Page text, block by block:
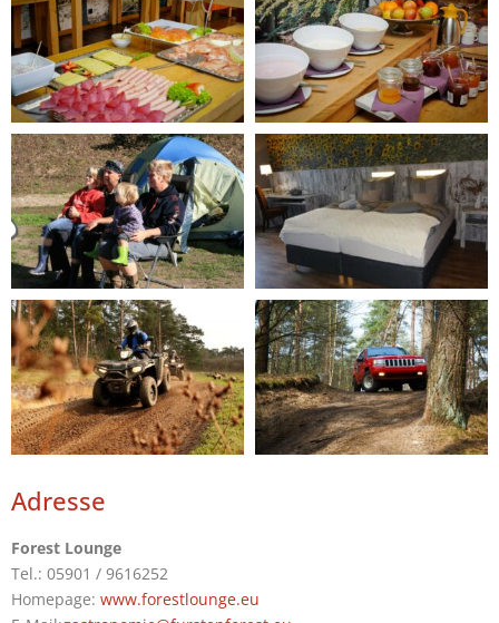
Adresse
Forest Lounge
Tel.: 05901 / 9616252
Homepage: www.forestlounge.eu